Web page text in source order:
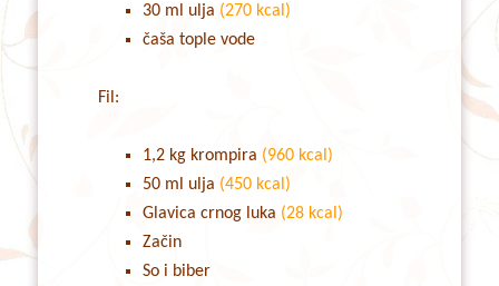
30 ml ulja (270 kcal)
čaša tople vode
Fil:
1,2 kg krompira (960 kcal)
50 ml ulja (450 kcal)
Glavica crnog luka (28 kcal)
Začin
So i biber